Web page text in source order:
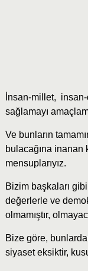
İnsan-millet,
sağlamayı
Ve bunların
bulacağına inanan
mensuplarıyız.
Bizim başkaları
değerlerle ve
olmamıştır,
Bize göre,
siyaset eksiktir,